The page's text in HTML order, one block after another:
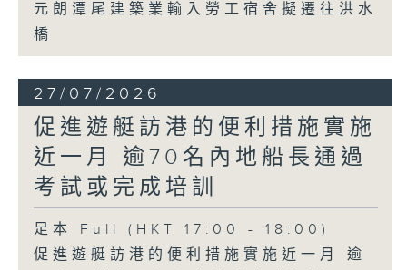
元朗潭尾建築業輸入勞工宿舍擬遷往洪水
橋
27/07/2026
促進遊艇訪港的便利措施實施
近一月 逾70名內地船長通過
考試或完成培訓
足本 Full (HKT 17:00 - 18:00)
促進遊艇訪港的便利措施實施近一月 逾